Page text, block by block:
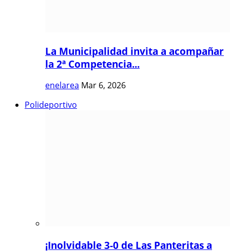
La Municipalidad invita a acompañar
la 2ª Competencia...
enelarea Mar 6, 2026
Polideportivo
¡Inolvidable 3-0 de Las Panteritas a